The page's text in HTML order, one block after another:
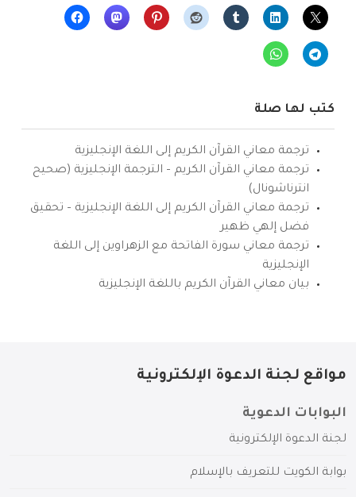
كتب لها صلة
ترجمة معاني القرآن الكريم إلى اللغة الإنجليزية
ترجمة معاني القرآن الكريم – الترجمة الإنجليزية (صحيح
انترناشونال)
ترجمة معاني القرآن الكريم إلى اللغة الإنجليزية – تحقيق
فضل إلهي ظهير
ترجمة معاني سورة الفاتحة مع الزهراوين إلى اللغة
الإنجليزية
بيان معاني القرآن الكريم باللغة الإنجليزية
مواقع لجنة الدعوة الإلكترونية
البوابات الدعوية
لجنة الدعوة الإلكترونية
بوابة الكويت للتعريف بالإسلام